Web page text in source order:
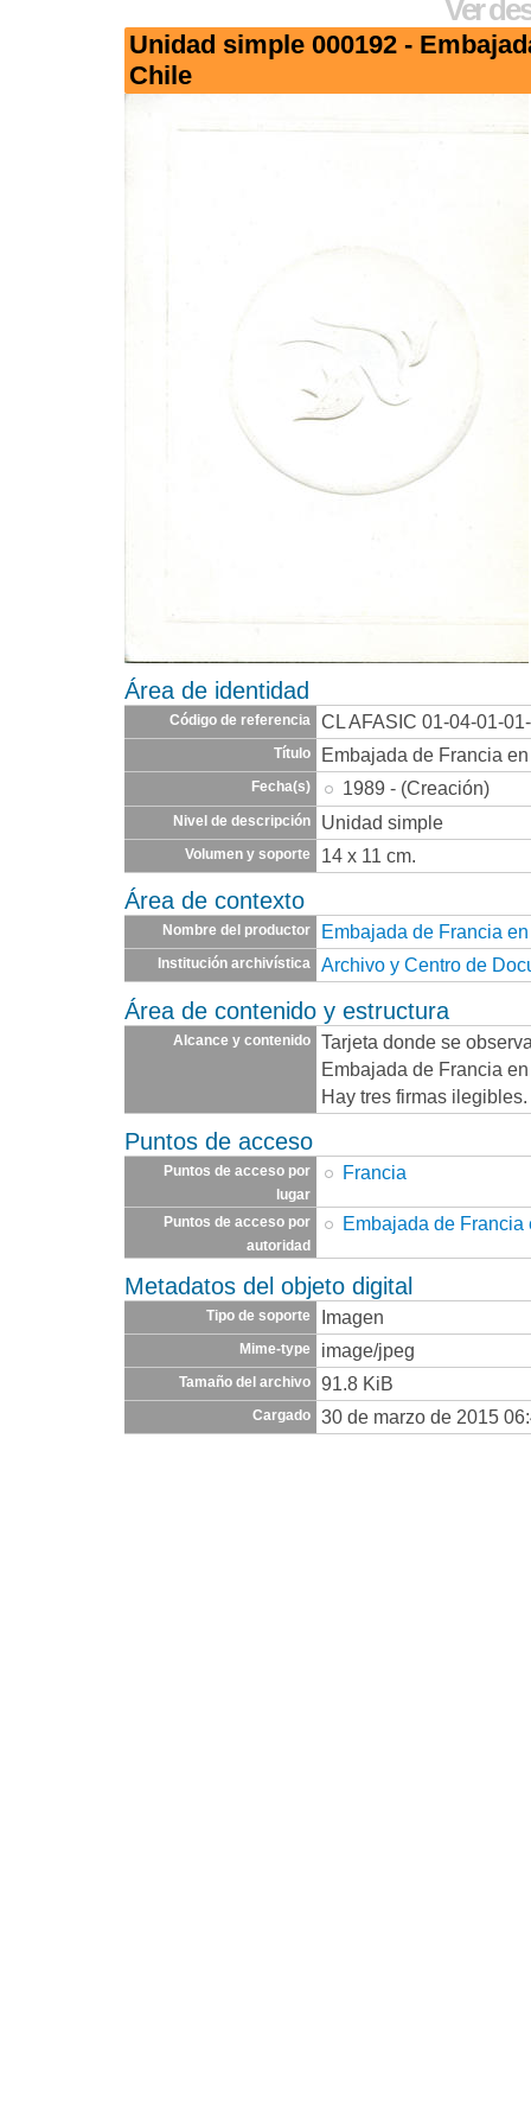
Ver
Unidad simple 000192 -
Chile
Área de identidad
Código de referencia CL AFASIC 01-04-01-
Título Embajada de Francia
Fecha(s) 1989 - (Creación)
Nivel de descripción Unidad simple
Volumen y soporte 14 x 11 cm.
Área de contexto
Nombre del productor Embajada de Francia
Institución archivística Archivo y Centro de
Área de contenido y estructura
Alcance y contenido
Tarjeta donde se
Embajada de Francia
Hay tres firmas ilegibles.
Puntos de acceso
Puntos de acceso por
lugar
Francia
Puntos de acceso por
autoridad
Embajada de Francia
Metadatos del objeto digital
Tipo de soporte Imagen
Mime-type image/jpeg
Tamaño del archivo 91.8 KiB
Cargado 30 de marzo de 2015